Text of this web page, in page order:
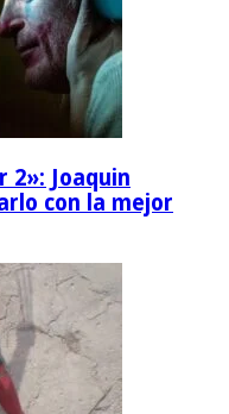
2»: Joaquin
con la mejor